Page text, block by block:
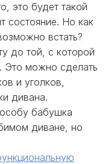
это будет такой
состояние. Но как
встать?
до той, с которой
Это можно сделать
и уголков,
дивана.
бабушка
диване, но